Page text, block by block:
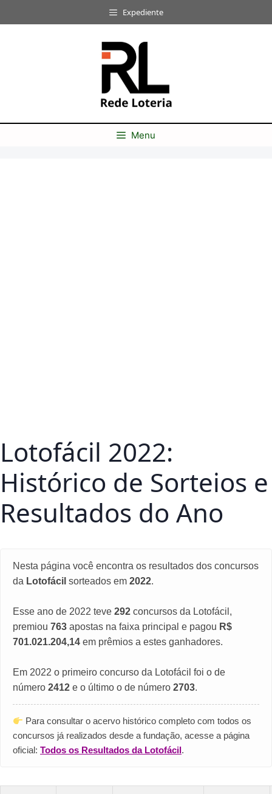
para
Expediente
Menu
Lotofácil 2022:
Histórico de Sorteios e
Resultados do Ano
Nesta página você encontra os resultados dos concursos
da Lotofácil sorteados em 2022.
Esse ano de 2022 teve 292 concursos da Lotofácil,
premiou 763 apostas na faixa principal e pagou R$
701.021.204,14 em prêmios a estes ganhadores.
Em 2022 o primeiro concurso da Lotofácil foi o de
número 2412 e o último o de número 2703.
Para consultar o acervo histórico completo com todos os
concursos já realizados desde a fundação, acesse a página
oficial: Todos os Resultados da Lotofácil .